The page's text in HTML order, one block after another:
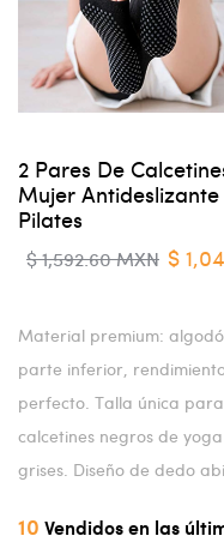
2 Pares De
Mujer
Pilates
$ 1,592.60 MXN $
Material premium:
parte inferior,
perfecto. Talla única
calcetines negros de
grises. Diseño de dedo
10 Vendidos en las